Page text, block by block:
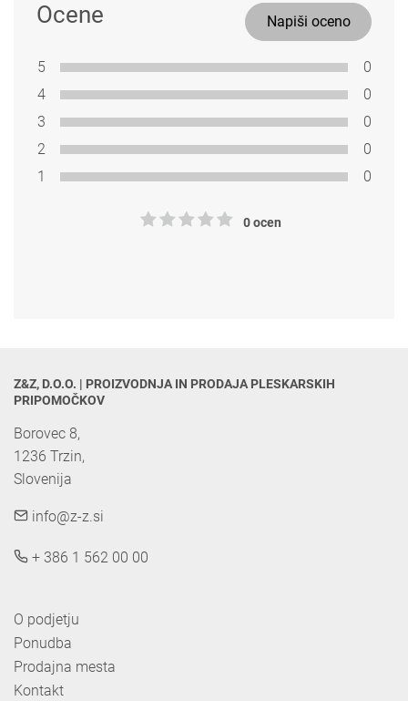
Ocene Napiši oceno
5
0
4
0
3
0
2
0
1
0
0 ocen
Z&Z, D.O.O. | PROIZVODNJA IN PRODAJA PLESKARSKIH
PRIPOMOČKOV
Borovec 8,
1236 Trzin,
Slovenija
info@z-z.si
+ 386 1 562 00 00
O podjetju
Ponudba
Prodajna mesta
Kontakt